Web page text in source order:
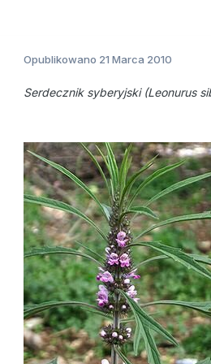
Opublikowano 21 Marca 2010
Serdecznik syberyjski (Leonurus